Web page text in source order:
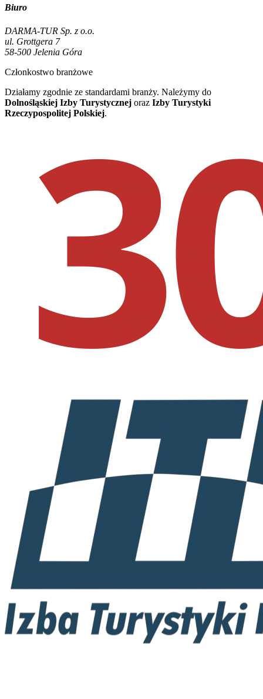
Biuro
DARMA-TUR Sp. z o.o.
ul. Grottgera 7
58-500 Jelenia Góra
Członkostwo branżowe
Działamy zgodnie ze standardami branży. Należymy do
Dolnośląskiej Izby Turystycznej oraz Izby Turystyki
Rzeczypospolitej Polskiej.